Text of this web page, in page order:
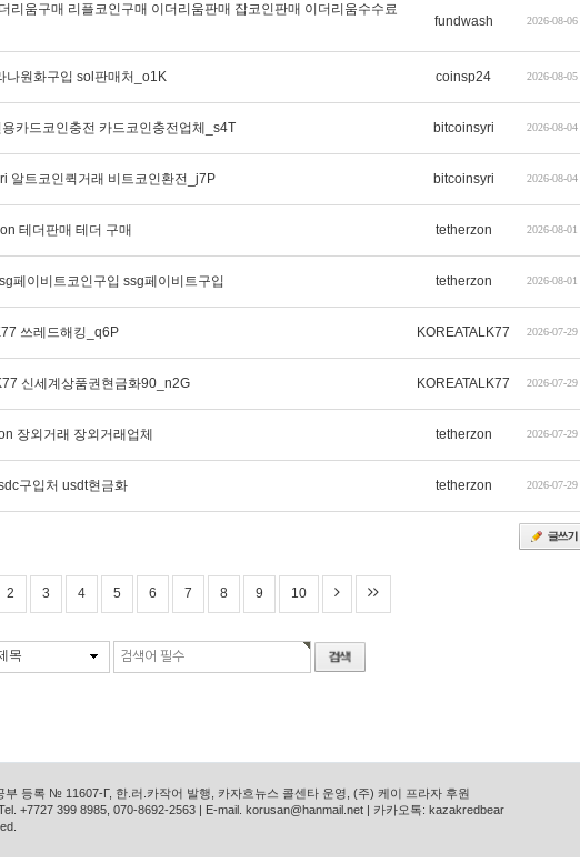
리움구매 리플코인구매 이더리움판매 잡코인판매 이더리움수수료
fundwash 2026-08-06
나원화구입 sol판매처_o1K coinsp24 2026-08-05
카드코인충전 카드코인충전업체_s4T bitcoinsyri 2026-08-04
알트코인퀵거래 비트코인환전_j7P bitcoinsyri 2026-08-04
테더판매 테더 구매 tetherzon 2026-08-01
페이비트코인구입 ssg페이비트구입 tetherzon 2026-08-01
쓰레드해킹_q6P KOREATALK77 2026-07-29
신세계상품권현금화90_n2G KOREATALK77 2026-07-29
장외거래 장외거래업체 tetherzon 2026-07-29
구입처 usdt현금화 tetherzon 2026-07-29
2 3 4 5 6 7 8 9 10
목
등록 № 11607-Г, 한.러.카작어 발행, 카자흐뉴스 콜센타 운영, (주) 케이 프라자 후원
+7727 399 8985, 070-8692-2563 | E-mail. korusan@hanmail.net | 카카오톡: kazakredbear